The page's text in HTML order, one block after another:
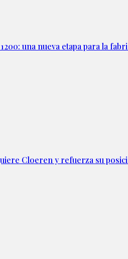
una nueva etapa para la
Cloeren y refuerza su